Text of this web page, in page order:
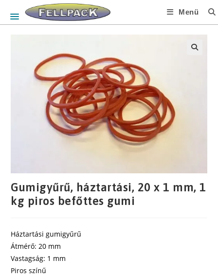
Menü
Gumigyűrű, háztartási, 20 x 1 mm, 1
kg piros befőttes gumi
Háztartási gumigyűrű
Átmérő: 20 mm
Vastagság: 1 mm
Piros színű